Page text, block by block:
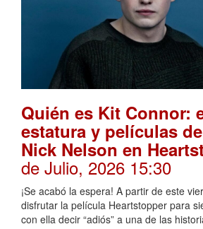
Quién es Kit Connor:
estatura y películas
Nick Nelson en
de Julio, 2026 15:30
¡Se acabó la espera! A partir de este
disfrutar la película Heartstopper para
con ella decir “adiós” a una de las